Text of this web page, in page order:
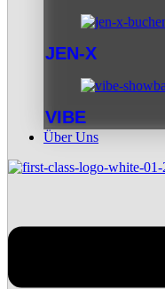
JEN-X
VIBE
Über Uns